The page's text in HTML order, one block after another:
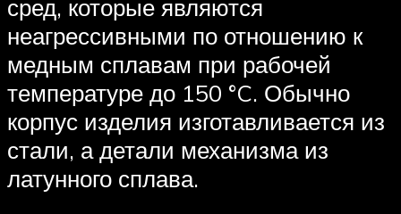
сред, которые являются
неагрессивными по отношению к
медным сплавам при рабочей
температуре до 150 °C. Обычно
корпус изделия изготавливается из
стали, а детали механизма из
латунного сплава.